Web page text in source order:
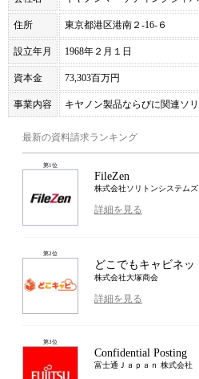
住所 東京都港区港南２-16-６
設立年月 1968年２月１日
資本金 73,303百万円
事業内容 キヤノン製品ならびに関連ソ
最新の資料請求ランキング
第1位
FileZen
株式会社ソリトンシステムズ
詳細を見る
第2位
どこでもキャビネッ
株式会社大塚商会
詳細を見る
第3位
Confidential Posting
富士通Ｊａｐａｎ 株式会社